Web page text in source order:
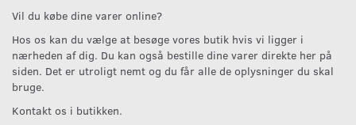
Vil du købe dine varer online?
Hos os kan du vælge at besøge vores butik hvis vi ligger i
nærheden af dig. Du kan også bestille dine varer direkte her på
siden. Det er utroligt nemt og du får alle de oplysninger du skal
bruge.
Kontakt os i butikken.